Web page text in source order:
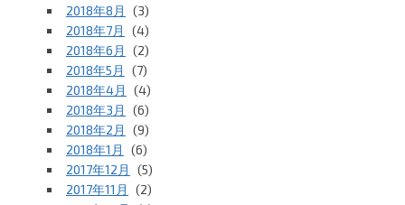
2018年8月
(3)
2018年7月
(4)
2018年6月
(2)
2018年5月
(7)
2018年4月
(4)
2018年3月
(6)
2018年2月
(9)
2018年1月
(6)
2017年12月
(5)
2017年11月
(2)